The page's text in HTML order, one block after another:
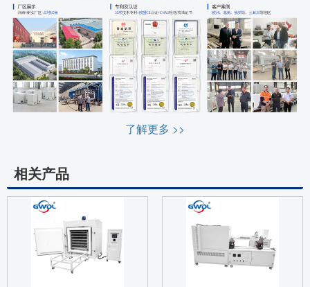
了解更多 >>
相关产品